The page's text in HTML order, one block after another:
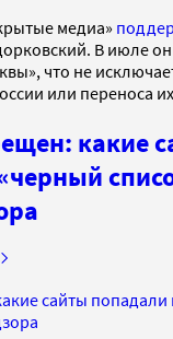
медиа»
В июле он
что не
или переноса
какие
сайты попадали